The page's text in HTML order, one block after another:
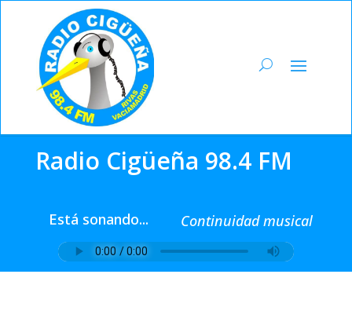
Radio Cigüeña 98.4 FM
Está sonando... Continuidad musical